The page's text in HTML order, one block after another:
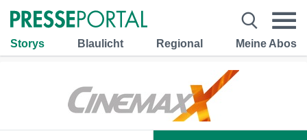
Storys Blaulicht Regional Meine Abos